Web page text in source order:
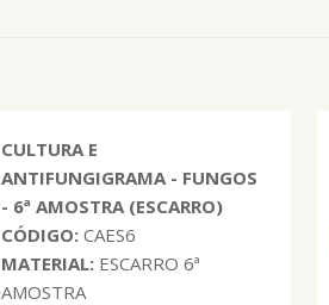
CULTURA E
ANTIFUNGIGRAMA - FUNGOS
- 6ª AMOSTRA (ESCARRO)
CÓDIGO:CAES6
MATERIAL: ESCARRO 6ª
AMOSTRA